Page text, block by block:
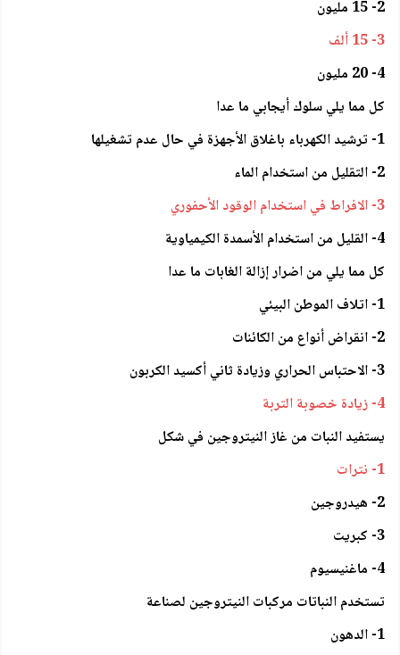
2- 15 مليون
3- 15 ألف
4- 20 مليون
كل مما يلي سلوك أيجابي ما عدا
1- ترشيد الكهرباء باغلاق الأجهزة في حال عدم تشغيلها
2- التقليل من استخدام الماء
3- الافراط في استخدام الوقود الأحفوري
4- القليل من استخدام الأسمدة الكيمياوية
كل مما يلي من اضرار إزالة الغابات ما عدا
1- اتلاف الموطن البيئي
2- انقراض أنواع من الكائنات
3- الاحتباس الحراري وزيادة ثاني أكسيد الكربون
4- زيادة خصوبة التربة
يستفيد النبات من غاز النيتروجين في شكل
1- نترات
2- هيدروجين
3- كبريت
4- ماغنيسيوم
تستخدم النباتات مركبات النيتروجين لصناعة
1- الدهون